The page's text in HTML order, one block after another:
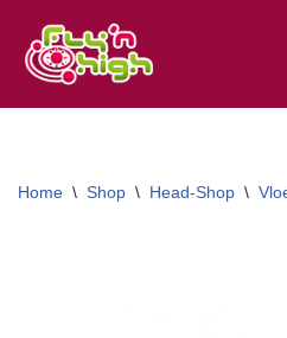
Ga
Home \ Shop \ Head-Shop \